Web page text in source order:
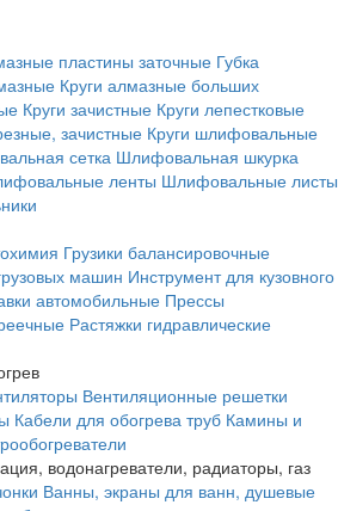
пластины заточные Губка
Круги алмазные больших
Круги зачистные Круги лепестковые
зачистные Круги шлифовальные
сетка Шлифовальная шкурка
ленты Шлифовальные листы
Грузики балансировочные
машин Инструмент для кузовного
автомобильные Прессы
Растяжки гидравлические
Вентиляционные решетки
Кабели для обогрева труб Камины и
водонагреватели, радиаторы, газ
Ванны, экраны для ванн, душевые